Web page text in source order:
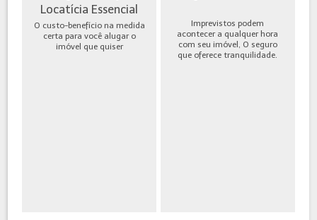
Locatícia Essencial
O custo-benefício na medida
certa para você alugar o
imóvel que quiser
Imprevistos podem
acontecer a qualquer hora
com seu imóvel, O seguro
que oferece tranquilidade.